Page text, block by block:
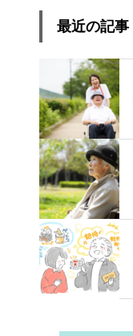
最近の記事